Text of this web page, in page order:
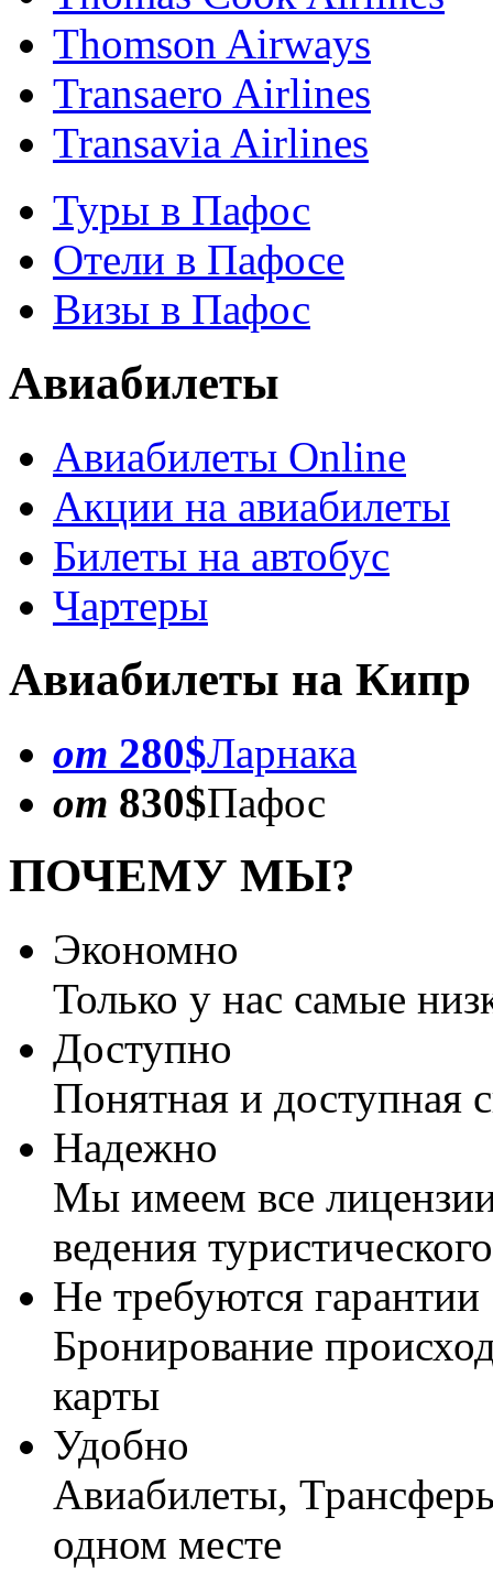
Thomson Airways
Transaero Airlines
Transavia Airlines
Туры в Пафос
Отели в Пафосе
Визы в Пафос
Авиабилеты
Авиабилеты Online
Акции на авиабилеты
Билеты на автобус
Чартеры
Авиабилеты на Кипр
от 280$Ларнака
от 830$Пафос
ПОЧЕМУ МЫ?
Экономно
Только у нас самые
Доступно
Понятная и доступная
Надежно
Мы имеем все
ведения
Не требуются гарантии
Бронирование
карты
Удобно
Авиабилеты,
одном месте